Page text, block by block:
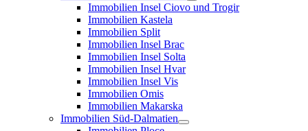
Immobilien Insel Ciovo und Trogir
Immobilien Kastela
Immobilien Split
Immobilien Insel Brac
Immobilien Insel Solta
Immobilien Insel Hvar
Immobilien Insel Vis
Immobilien Omis
Immobilien Makarska
Immobilien Süd-Dalmatien